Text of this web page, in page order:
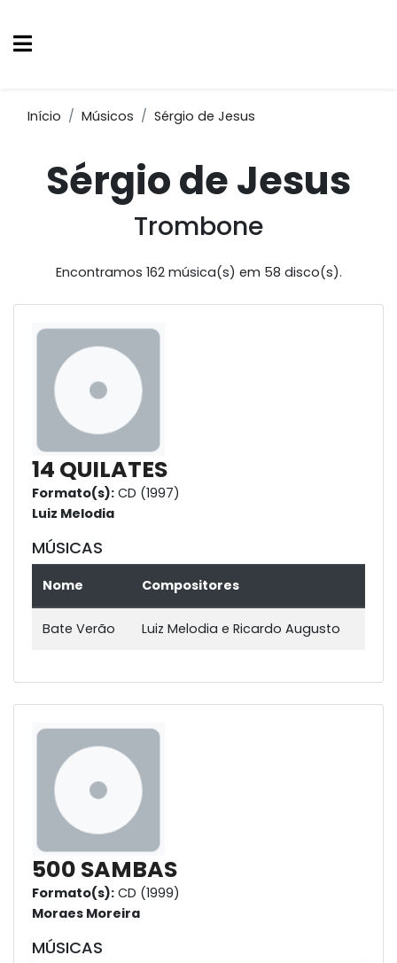
Início Músicos Sérgio de Jesus
Sérgio de Jesus
Trombone
Encontramos 162 música(s) em 58 disco(s).
14 QUILATES
Formato(s): CD (1997)
Luiz Melodia
MÚSICAS
Nome Compositores
Bate Verão Luiz Melodia e Ricardo Augusto
500 SAMBAS
Formato(s): CD (1999)
Moraes Moreira
MÚSICAS